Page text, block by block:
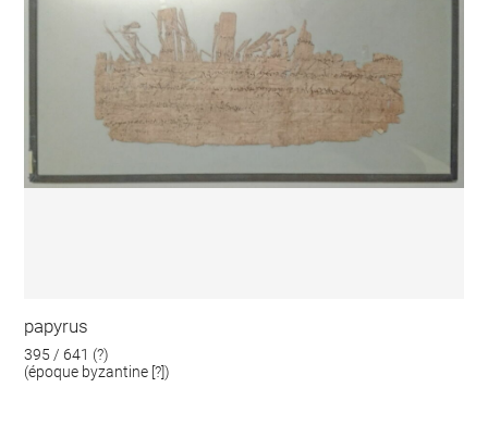
papyrus
395 / 641 (?)
(époque byzantine [?])